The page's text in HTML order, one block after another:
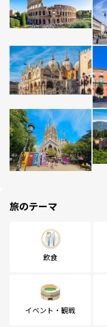
旅のテーマ
飲食
イベント・観戦